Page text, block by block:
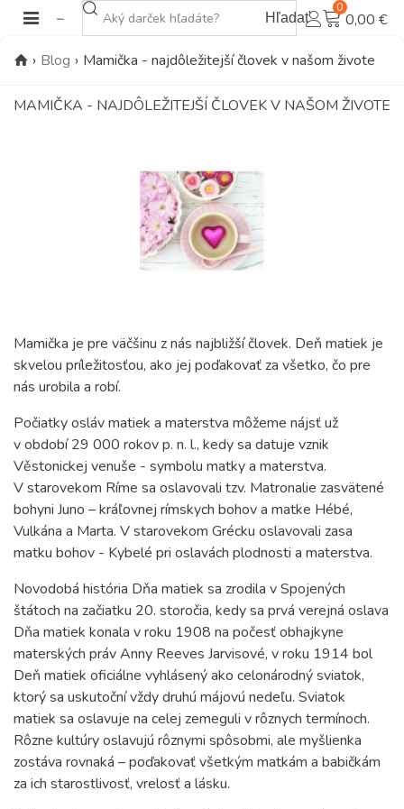
Hľadať
0
0,00 €
› Blog › Mamička - najdôležitejší človek v našom živote
MAMIČKA - NAJDÔLEŽITEJŠÍ ČLOVEK V NAŠOM ŽIVOTE
Mamička je pre väčšinu z nás najbližší človek. Deň matiek je
skvelou príležitosťou, ako jej poďakovať za všetko, čo pre
nás urobila a robí.
Počiatky osláv matiek a materstva môžeme nájsť už
v období 29 000 rokov p. n. l., kedy sa datuje vznik
Věstonickej venuše - symbolu matky a materstva.
V starovekom Ríme sa oslavovali tzv. Matronalie zasvätené
bohyni Juno – kráľovnej rímskych bohov a matke Hébé,
Vulkána a Marta. V starovekom Grécku oslavovali zasa
matku bohov - Kybelé pri oslavách plodnosti a materstva.
Novodobá história Dňa matiek sa zrodila v Spojených
štátoch na začiatku 20. storočia, kedy sa prvá verejná oslava
Dňa matiek konala v roku 1908 na počesť obhajkyne
materských práv Anny Reeves Jarvisové, v roku 1914 bol
Deň matiek oficiálne vyhlásený ako celonárodný sviatok,
ktorý sa uskutoční vždy druhú májovú nedeľu. Sviatok
matiek sa oslavuje na celej zemeguli v rôznych termínoch.
Rôzne kultúry oslavujú rôznymi spôsobmi, ale myšlienka
zostáva rovnaká – poďakovať všetkým matkám a babičkám
za ich starostlivosť, vrelosť a lásku.